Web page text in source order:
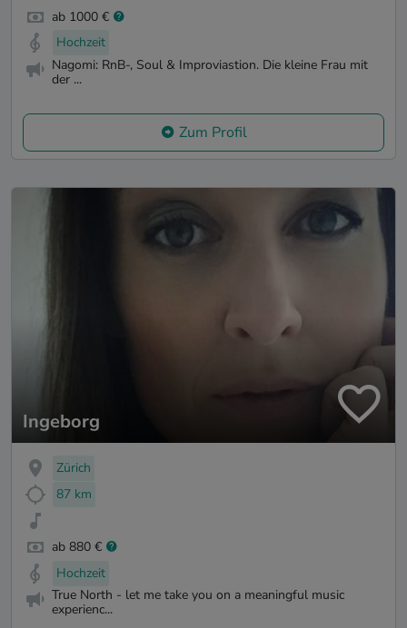
ab 1000 €
Hochzeit
Nagomi: RnB-, Soul & Improviastion. Die kleine Frau mit
der ...
Zum Profil
Ingeborg
Zürich
87 km
ab 880 €
Hochzeit
True North - let me take you on a meaningful music
experienc...